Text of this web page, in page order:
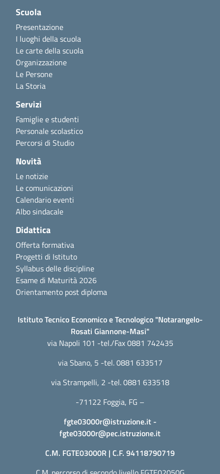
Scuola
Presentazione
I luoghi della scuola
Le carte della scuola
Organizzazione
Le Persone
La Storia
Servizi
Famiglie e studenti
Personale scolastico
Percorsi di Studio
Novità
Le notizie
Le comunicazioni
Calendario eventi
Albo sindacale
Didattica
Offerta formativa
Progetti di Istituto
Syllabus delle discipline
Esame di Maturità 2026
Orientamento post diploma
Istituto Tecnico Economico e Tecnologico "Notarangelo-
Rosati Giannone-Masi"
via Napoli 101 -tel./Fax 0881 742435
via Sbano, 5 -tel. 0881 633517
via Strampelli, 2 -tel. 0881 633518
-71122 Foggia, FG –
fgte03000r@istruzione.it-
fgte03000r@pec.istruzione.it
C.M. FGTE03000R | C.F. 94118790719